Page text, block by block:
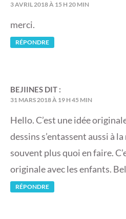
3 AVRIL 2018 À 15 H 20 MIN
merci.
RÉPONDRE
BEJIINES DIT :
31 MARS 2018 À 19 H 45 MIN
Hello. C’est une idée
dessins s’entassent aussi à
souvent plus quoi en faire.
originale avec les enfants.
RÉPONDRE